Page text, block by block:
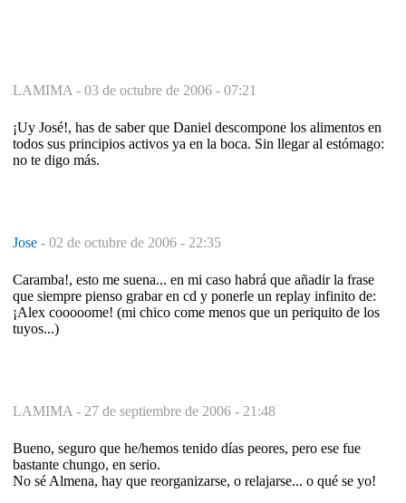
LAMIMA - 03 de octubre de 2006 - 07:21
¡Uy José!, has de saber que Daniel descompone los alimentos en
todos sus principios activos ya en la boca. Sin llegar al estómago:
no te digo más.
Jose - 02 de octubre de 2006 - 22:35
Caramba!, esto me suena... en mi caso habrá que añadir la frase
que siempre pienso grabar en cd y ponerle un replay infinito de:
¡Alex cooooome! (mi chico come menos que un periquito de los
tuyos...)
LAMIMA - 27 de septiembre de 2006 - 21:48
Bueno, seguro que he/hemos tenido días peores, pero ese fue
bastante chungo, en serio.
No sé Almena, hay que reorganizarse, o relajarse... o qué se yo!